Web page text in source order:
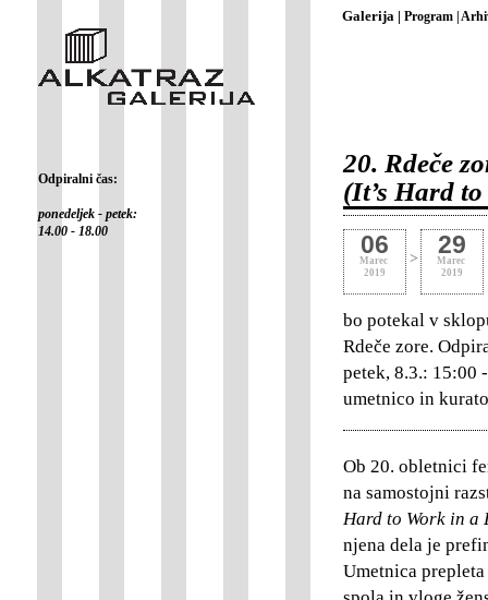
Galerija | Program |
Odpiralni čas:
ponedeljek - petek:
14.00 - 18.00
20. Rdeče
(It’s Hard
06
Marec
2019
> 29
Marec
2019
bo potekal v
Rdeče zore.
petek, 8.3.: 15:00
umetnico in
Ob 20. obletnici
na samostojni
Hard to Work in a
njena dela je
Umetnica